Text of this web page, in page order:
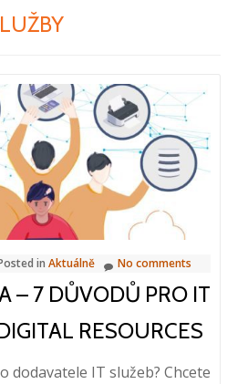
in Aktuálně No comments
– 7 DŮVODŮ PRO IT
RESOURCES
dodavatele IT služeb? Chcete